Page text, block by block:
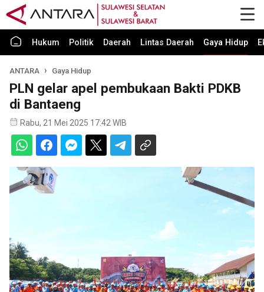
Hukum Politik Daerah Lintas Daerah Gaya Hidup
ANTARA Gaya Hidup
PLN gelar apel pembukaan Bakti PDKB
di Bantaeng
Rabu, 21 Mei 2025 17:42 WIB